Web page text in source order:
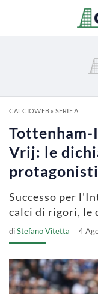
CALCIOWEB» SERIE A
Tottenham-
Vrij: le
protagonisti
Successo per
calci di rigori, le
diStefano Vitetta 4